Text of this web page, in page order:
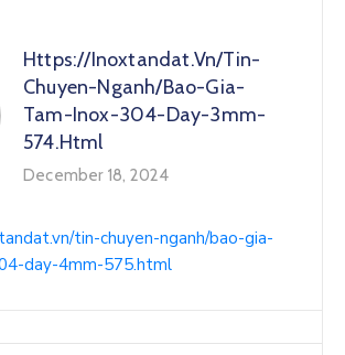
Https://inoxtandat.vn/tin-
Chuyen-Nganh/bao-Gia-
Tam-Inox-304-Day-3mm-
574.html
December 18, 2024
tin-chuyen-nganh/bao-gia-
day-4mm-575.html